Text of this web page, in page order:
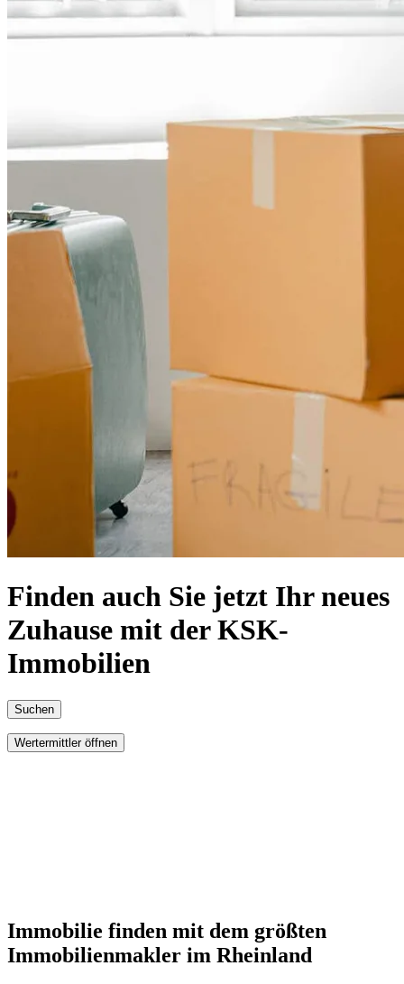
Finden auch Sie jetzt Ihr neues
Zuhause mit der KSK-
Immobilien
Suchen
Wertermittler öffnen
Immobilie finden mit dem größten
Immobilienmakler im Rheinland